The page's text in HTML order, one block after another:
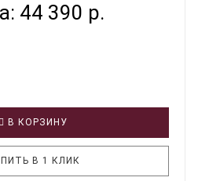
44 390 р.
В КОРЗИНУ
В 1 КЛИК